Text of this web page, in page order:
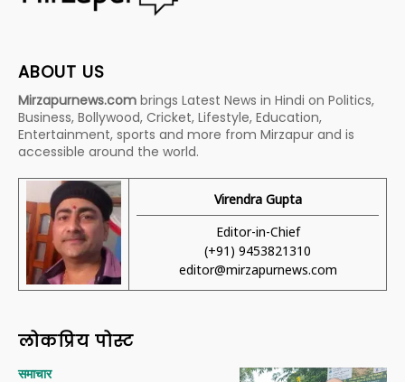
ABOUT US
Mirzapurnews.com brings Latest News in Hindi on Politics,
Business, Bollywood, Cricket, Lifestyle, Education,
Entertainment, sports and more from Mirzapur and is
accessible around the world.
Virendra Gupta
Editor-in-Chief
(+91) 9453821310
editor@mirzapurnews.com
लोकप्रिय पोस्ट
समाचार